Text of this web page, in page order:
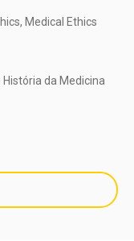
Medical Ethics
da Medicina